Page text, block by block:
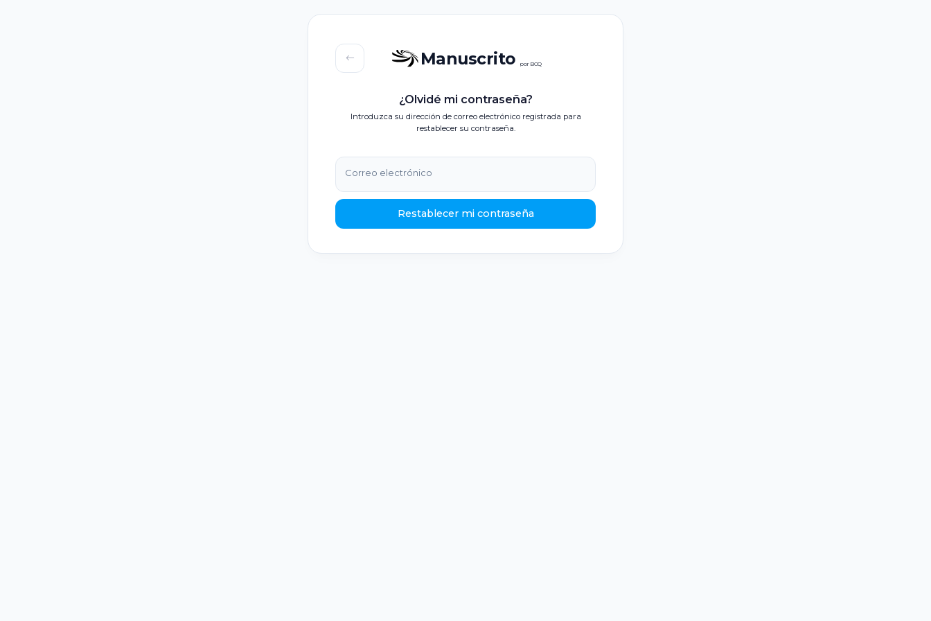
Manuscrito por BOQ
¿Olvidé mi contraseña?
Introduzca su dirección de correo electrónico registrada para
restablecer su contraseña.
Correo electrónico
Restablecer mi contraseña